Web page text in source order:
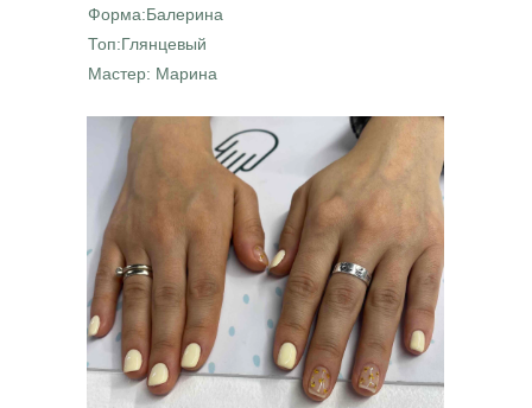
Форма:Балерина
Топ:Глянцевый
Мастер: Марина